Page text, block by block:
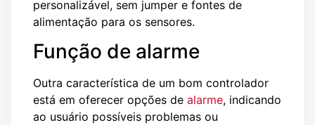
personalizável, sem jumper e fontes de
alimentação para os sensores.
Função de alarme
Outra característica de um bom controlador
está em oferecer opções de alarme, indicando
ao usuário possíveis problemas ou